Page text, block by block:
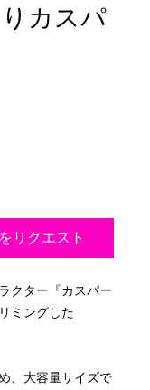
カスパ
リクエスト
クター『カスパー
ミングした
、大容量サイズで